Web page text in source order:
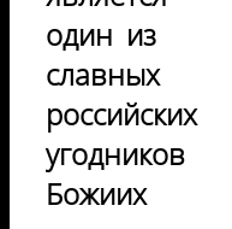
один из
славных
российских
угодников
Божиих